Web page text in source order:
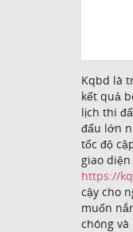
Kqbd là
kết quả
lịch thi
đấu lớn
tốc độ
giao diện
https://
cậy cho
muốn
chóng và